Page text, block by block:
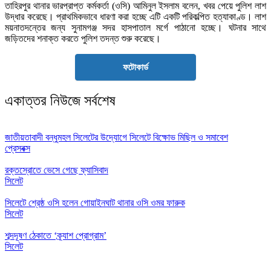
তাহিরপুর থানার ভারপ্রাপ্ত কর্মকর্তা (ওসি) আমিনুল ইসলাম বলেন, খবর পেয়ে পুলিশ লাশ
উদ্ধার করেছে। প্রাথমিকভাবে ধারণা করা হচ্ছে এটি একটি পরিকল্পিত হত্যাকাণ্ড। লাশ
ময়নাতদন্তের জন্য সুনামগঞ্জ সদর হাসপাতাল মর্গে পাঠানো হচ্ছে। ঘটনার সাথে
জড়িতদের শনাক্ত করতে পুলিশ তদন্ত শুরু করেছে।
ফটোকার্ড
একাত্তর নিউজে সর্বশেষ
জাতীয়তাবাদী বন্ধুমহল সিলেটের উদ্যোগে সিলেটে বিক্ষোভ মিছিল ও সমাবেশ
প্রেসবক্স
রক্তস্রোতে ভেসে গেছে ফ্যাসিবাদ
সিলেট
সিলেটে শ্রেষ্ঠ ওসি হলেন গোয়াইনঘাট থানার ওসি ওমর ফারুক
সিলেট
শব্দদূষণ ঠেকাতে ‘ক্র্যাশ প্রোগ্রাম’
সিলেট